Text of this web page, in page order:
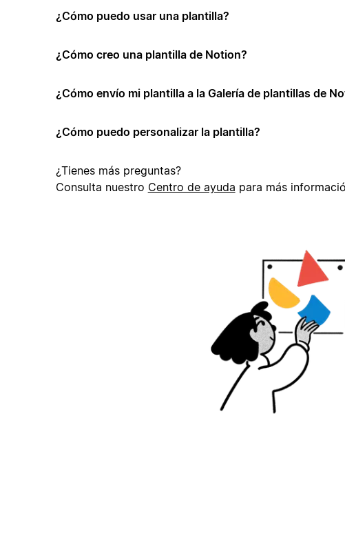
¿Cómo puedo usar una plantilla?
¿Cómo creo una plantilla de Notion?
¿Cómo envío mi plantilla a la Galería de plantillas de
¿Cómo puedo personalizar la plantilla?
¿Tienes más preguntas?
Consulta nuestro Centro de ayuda para más